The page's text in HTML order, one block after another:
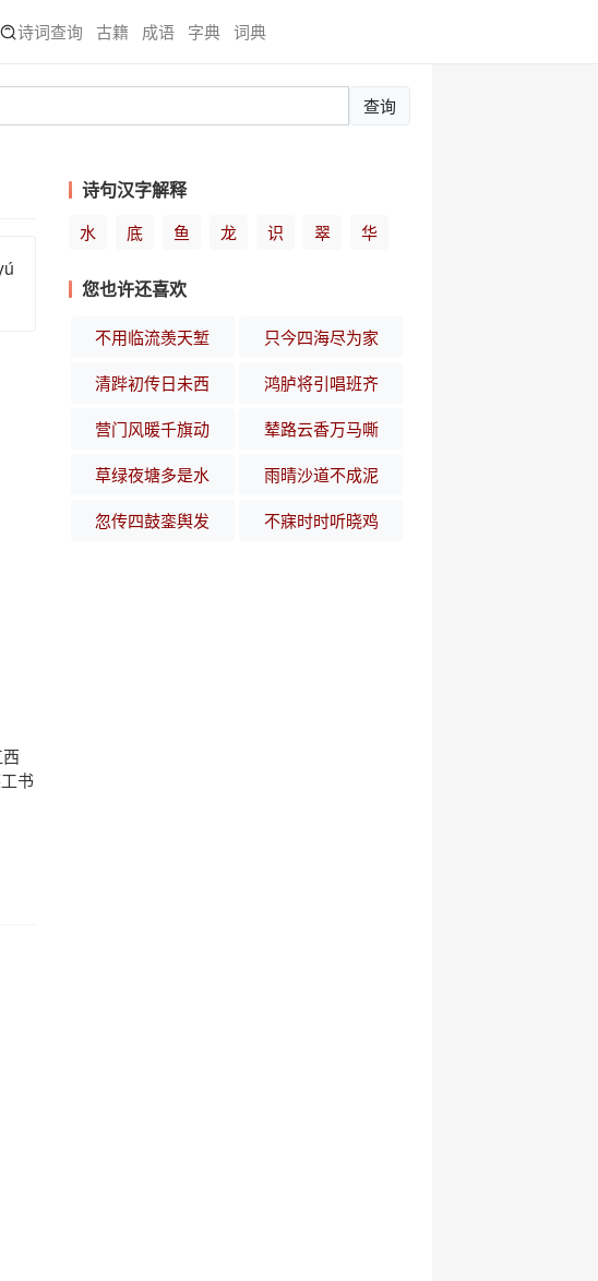
诗词查询 古籍 成语 字典 词典
查询
书
诗句汉字解释
水 底 鱼 龙 识 翠 华
您也许还喜欢
不用临流羡天堑
只今四海尽为家
清跸初传日未西
鸿胪将引唱班齐
营门风暖千旗动
辇路云香万马嘶
草绿夜塘多是水
雨晴沙道不成泥
忽传四鼓銮舆发
不寐时时听晓鸡